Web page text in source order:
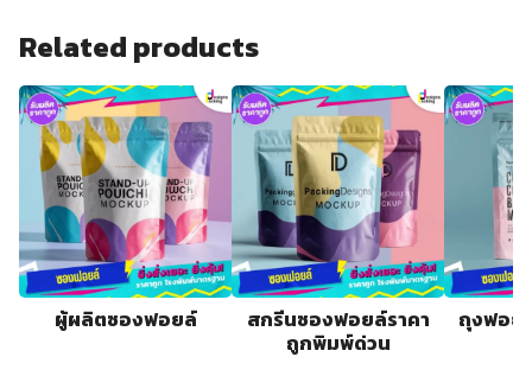
Related products
ผู้ผลิตซองฟอยล์
สกรีนซองฟอยล์ราคา
ถูกพิมพ์ด่วน
ถุงฟอย